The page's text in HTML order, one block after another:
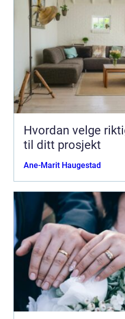
Hvordan velge
til ditt prosjekt
Ane-Marit Haugestad